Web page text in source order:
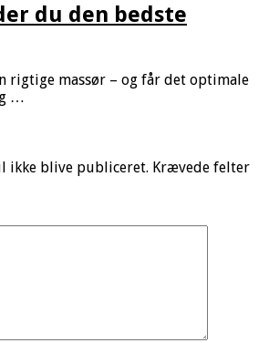
du den bedste
rigtige massør – og får det optimale
…
ikke blive publiceret. Krævede felter